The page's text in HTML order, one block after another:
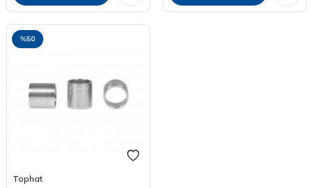
%50
Tophat